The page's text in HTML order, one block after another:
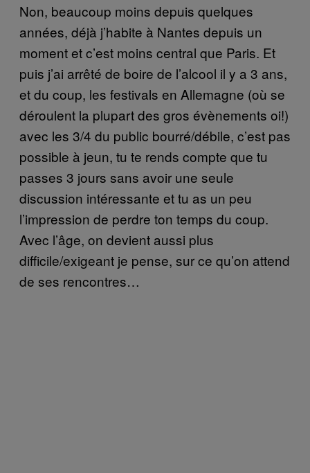
Non, beaucoup moins depuis quelques
années, déjà j’habite à Nantes depuis un
moment et c’est moins central que Paris. Et
puis j’ai arrêté de boire de l’alcool il y a 3 ans,
et du coup, les festivals en Allemagne (où se
déroulent la plupart des gros évènements oi!)
avec les 3/4 du public bourré/débile, c’est pas
possible à jeun, tu te rends compte que tu
passes 3 jours sans avoir une seule
discussion intéressante et tu as un peu
l’impression de perdre ton temps du coup.
Avec l’âge, on devient aussi plus
difficile/exigeant je pense, sur ce qu’on attend
de ses rencontres…